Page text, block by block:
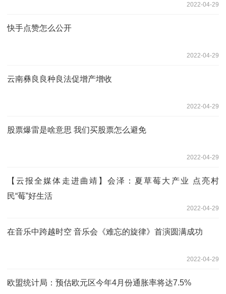
2022-04-29
快手点赞怎么公开
2022-04-29
云南彝良良种良法促增产增收
2022-04-29
股票爆雷是啥意思 我们买股票怎么避免
2022-04-29
【云报全媒体走进曲靖】会泽：夏草莓大产业 点亮村
民“莓”好生活
2022-04-29
在音乐中跨越时空 音乐会《难忘的旋律》首演圆满成功
2022-04-29
欧盟统计局：预估欧元区今年4月份通胀率将达7.5%